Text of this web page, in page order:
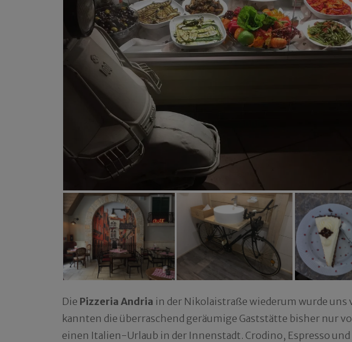
Die Pizzeria Andria in der Nikolaistraße wiederum wurde
kannten die überraschend geräumige Gaststätte bisher nur
einen Italien-Urlaub in der Innenstadt. Crodino, Espresso